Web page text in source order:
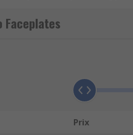
such as computers and
in mono-port to multiple-
ports in your home
Faceplates
Prix